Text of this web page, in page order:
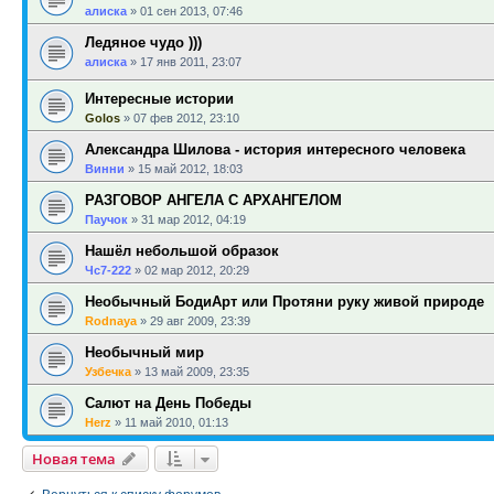
алиска » 01 сен 2013, 07:46
Ледяное чудо )))
алиска » 17 янв 2011, 23:07
Интересные истории
Golos » 07 фев 2012, 23:10
Александра Шилова - история интересного человека
Винни » 15 май 2012, 18:03
РАЗГОВОР АНГЕЛА С АРХАНГЕЛОМ
Паучок » 31 мар 2012, 04:19
Нашёл небольшой образок
Чс7-222 » 02 мар 2012, 20:29
Необычный БодиАрт или Протяни руку живой природе
Rodnaya » 29 авг 2009, 23:39
Необычный мир
Узбечка » 13 май 2009, 23:35
Салют на День Победы
Herz » 11 май 2010, 01:13
Новая тема